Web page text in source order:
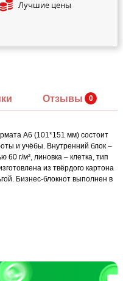
Лучшие цены
Отзывы
А6 (101*151 мм) состоит
и учёбы. Внутренний блок –
60 г/м², линовка – клетка, тип
из твёрдого картона
Бизнес-блокнот выполнен в